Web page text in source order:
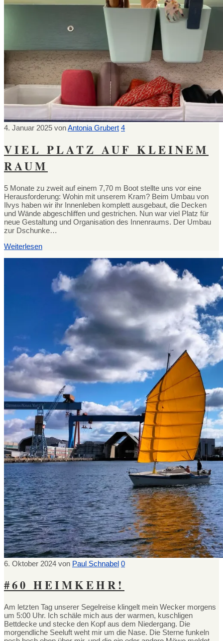
4. Januar 2025 vonAntonia Grubert 4
VIEL PLATZ AUF KLEINEM
RAUM
5 Monate zu zweit auf einem 7,70 m Boot stellte uns vor eine
Herausforderung: Wohin mit unserem Kram? Beim Umbau von
Ilvys haben wir ihr Innenleben komplett ausgebaut, die Decken
und Wände abgeschliffen und gestrichen. Nun war viel Platz für
neue Gestaltung und Organisation des Innenraums. Der Umbau
zur Dschunke…
Weiterlesen
6. Oktober 2024 von Paul Schnabel 0
#60 HEIMKEHR!
Am letzten Tag unserer Segelreise klingelt mein Wecker morgens
um 5:00 Uhr. Ich schäle mich aus der warmen, kuschligen
Bettdecke und stecke den Kopf aus dem Niedergang. Die
morgendliche Seeluft weht mir um die Nase. Die Sterne funkeln